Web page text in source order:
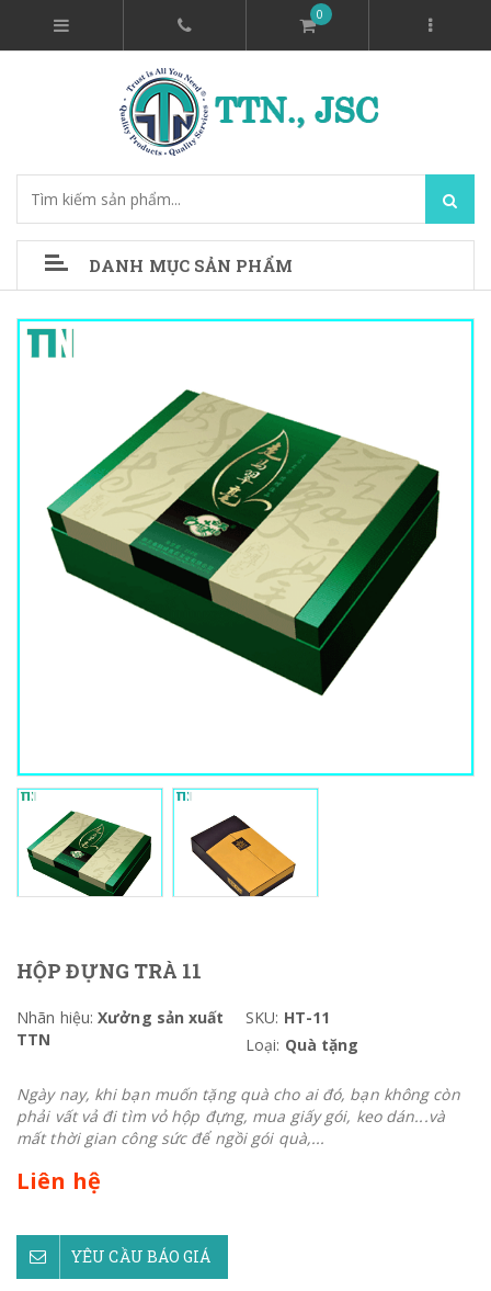
0
DANH MỤC SẢN PHẨM
HỘP ĐỰNG TRÀ 11
Nhãn hiệu: Xưởng sản xuất
TTN
SKU: HT-11
Loại: Quà tặng
Ngày nay, khi bạn muốn tặng quà cho ai đó, bạn không còn
phải vất vả đi tìm vỏ hộp đựng, mua giấy gói, keo dán...và
mất thời gian công sức để ngồi gói quà,...
Liên hệ
YÊU CẦU BÁO GIÁ